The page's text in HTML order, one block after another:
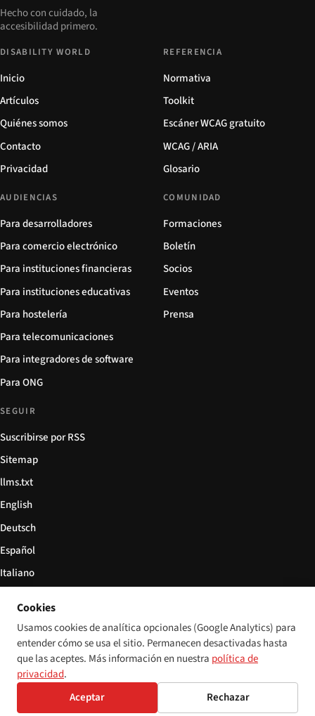
Hecho con cuidado, la
accesibilidad primero.
DISABILITY WORLD
Inicio
Artículos
Quiénes somos
Contacto
Privacidad
REFERENCIA
Normativa
Toolkit
Escáner WCAG gratuito
WCAG / ARIA
Glosario
AUDIENCIAS
Para desarrolladores
Para comercio electrónico
Para instituciones financieras
Para instituciones educativas
Para hostelería
Para telecomunicaciones
Para integradores de software
Para ONG
COMUNIDAD
Formaciones
Boletín
Socios
Eventos
Prensa
SEGUIR
Suscribirse por RSS
Sitemap
llms.txt
English
Deutsch
Español
Italiano
© 2026 Disability World. Todos los derechos reservados. Configuración de cookies
DeutschEspañol 简体中文PolskiFrançais
Cookies
Usamos cookies de analítica opcionales (Google Analytics) para
entender cómo se usa el sitio. Permanecen desactivadas hasta
que las aceptes. Más información en nuestra política de
privacidad.
Aceptar
Rechazar